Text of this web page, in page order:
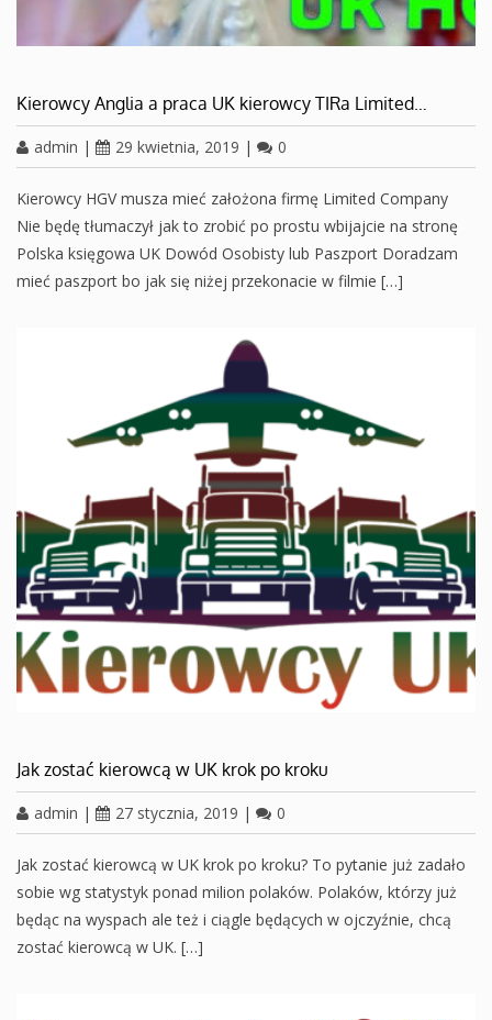
Kierowcy Anglia a praca UK kierowcy TIRa Limited…
admin | 29 kwietnia, 2019 | 0
Kierowcy HGV musza mieć założona firmę Limited Company
Nie będę tłumaczył jak to zrobić po prostu wbijajcie na stronę
Polska księgowa UK Dowód Osobisty lub Paszport Doradzam
mieć paszport bo jak się niżej przekonacie w filmie […]
Jak zostać kierowcą w UK krok po kroku
admin | 27 stycznia, 2019 | 0
Jak zostać kierowcą w UK krok po kroku? To pytanie już zadało
sobie wg statystyk ponad milion polaków. Polaków, którzy już
będąc na wyspach ale też i ciągle będących w ojczyźnie, chcą
zostać kierowcą w UK. […]